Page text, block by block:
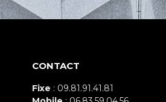
CONTACT
Fixe : 09.81.91.41.81